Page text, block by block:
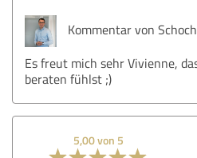
Kommentar von
Es freut mich sehr Vivienne,
beraten fühlst ;)
5,00 von 5